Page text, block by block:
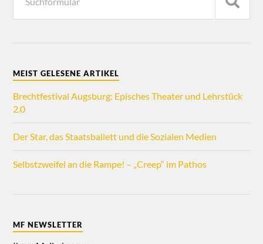
MEIST GELESENE ARTIKEL
Brechtfestival Augsburg: Episches Theater und Lehrstück
2.0
Der Star, das Staatsballett und die Sozialen Medien
Selbstzweifel an die Rampe! – „Creep“ im Pathos
MF NEWSLETTER